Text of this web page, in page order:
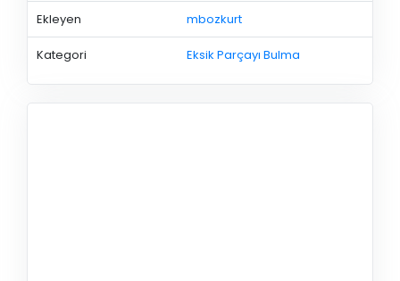
Ekleyen mbozkurt
Kategori Eksik Parçayı Bulma